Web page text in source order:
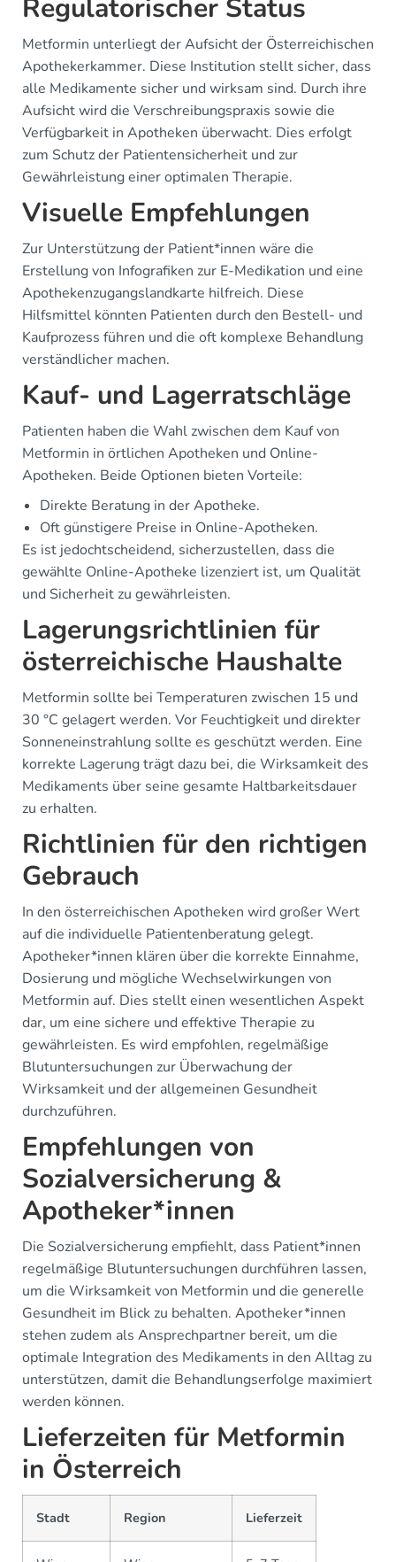
Regulatorischer Status
Metformin unterliegt der Aufsicht der Österreichischen
Apothekerkammer. Diese Institution stellt sicher, dass
alle Medikamente sicher und wirksam sind. Durch ihre
Aufsicht wird die Verschreibungspraxis sowie die
Verfügbarkeit in Apotheken überwacht. Dies erfolgt
zum Schutz der Patientensicherheit und zur
Gewährleistung einer optimalen Therapie.
Visuelle Empfehlungen
Zur Unterstützung der Patient*innen wäre die
Erstellung von Infografiken zur E-Medikation und eine
Apothekenzugangslandkarte hilfreich. Diese
Hilfsmittel könnten Patienten durch den Bestell- und
Kaufprozess führen und die oft komplexe Behandlung
verständlicher machen.
Kauf- und Lagerratschläge
Patienten haben die Wahl zwischen dem Kauf von
Metformin in örtlichen Apotheken und Online-
Apotheken. Beide Optionen bieten Vorteile:
Direkte Beratung in der Apotheke.
Oft günstigere Preise in Online-Apotheken.
Es ist jedochtscheidend, sicherzustellen, dass die
gewählte Online-Apotheke lizenziert ist, um Qualität
und Sicherheit zu gewährleisten.
Lagerungsrichtlinien für
österreichische Haushalte
Metformin sollte bei Temperaturen zwischen 15 und
30 °C gelagert werden. Vor Feuchtigkeit und direkter
Sonneneinstrahlung sollte es geschützt werden. Eine
korrekte Lagerung trägt dazu bei, die Wirksamkeit des
Medikaments über seine gesamte Haltbarkeitsdauer
zu erhalten.
Richtlinien für den richtigen
Gebrauch
In den österreichischen Apotheken wird großer Wert
auf die individuelle Patientenberatung gelegt.
Apotheker*innen klären über die korrekte Einnahme,
Dosierung und mögliche Wechselwirkungen von
Metformin auf. Dies stellt einen wesentlichen Aspekt
dar, um eine sichere und effektive Therapie zu
gewährleisten. Es wird empfohlen, regelmäßige
Blutuntersuchungen zur Überwachung der
Wirksamkeit und der allgemeinen Gesundheit
durchzuführen.
Empfehlungen von
Sozialversicherung &
Apotheker*innen
Die Sozialversicherung empfiehlt, dass Patient*innen
regelmäßige Blutuntersuchungen durchführen lassen,
um die Wirksamkeit von Metformin und die generelle
Gesundheit im Blick zu behalten. Apotheker*innen
stehen zudem als Ansprechpartner bereit, um die
optimale Integration des Medikaments in den Alltag zu
unterstützen, damit die Behandlungserfolge maximiert
werden können.
Lieferzeiten für Metformin
in Österreich
Stadt Region Lieferzeit